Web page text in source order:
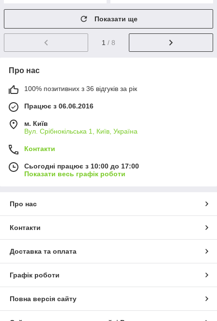
Показати ще
1 / 8
Про нас
100% позитивних з 36 відгуків за рік
Працює з 06.06.2016
м. Київ
Вул. Срібнокільська 1, Київ, Україна
Контакти
Сьогодні працює з 10:00 до 17:00
Показати весь графік роботи
Про нас
Контакти
Доставка та оплата
Графік роботи
Повна версія сайту